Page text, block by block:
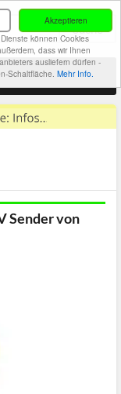
Akzeptieren
können Cookies
dass wir Ihnen
ausliefern dürfen -
Schaltfläche. Mehr Info.
Sender von